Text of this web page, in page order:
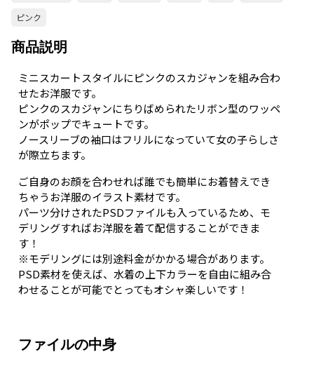
ピンク
商品説明
ミニスカートスタイルにピンクのスカジャンを組み合わ
せたお洋服です。
ピンクのスカジャンにちりばめられたリボン型のワッペ
ンがポップでキュートです。
ノースリーブの袖口はフリルになっていて女の子らしさ
が際立ちます。
ご自身のお顔を合わせれば誰でも簡単にお着替えでき
ちゃうお洋服のイラスト素材です。
パーツ分けされたPSDファイルも入っているため、モ
デリングすればお洋服を着て配信することができま
す！
※モデリングには別途料金がかかる場合があります。
PSD素材を使えば、水着の上下カラーを自由に組み合
わせることが可能でとってもオシャ楽しいです！
ファイルの中身